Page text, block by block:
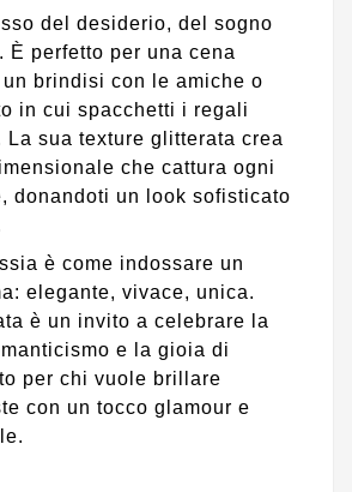
del desiderio, del sogno
È perfetto per una cena
brindisi con le amiche o
in cui spacchetti i regali
La sua texture glitterata crea
che cattura ogni
donandoti un look sofisticato
è come indossare un
elegante, vivace, unica.
è un invito a celebrare la
e la gioia di
per chi vuole brillare
con un tocco glamour e